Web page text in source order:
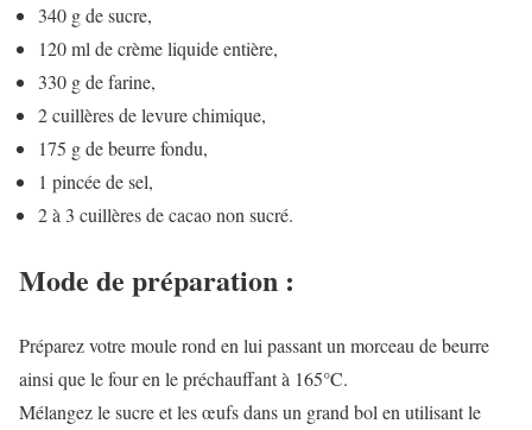
340 g de sucre,
120 ml de crème liquide entière,
330 g de farine,
2 cuillères de levure chimique,
175 g de beurre fondu,
1 pincée de sel,
2 à 3 cuillères de cacao non sucré.
Mode de préparation :
Préparez votre moule rond en lui passant un morceau de beurre
ainsi que le four en le préchauffant à 165°C.
Mélangez le sucre et les œufs dans un grand bol en utilisant le